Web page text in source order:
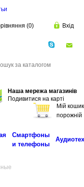
(0) Вхід
Наша мережа магазинів
Подивитися на карті
Мій кошик
порожній
Смартфоны
и телефоны